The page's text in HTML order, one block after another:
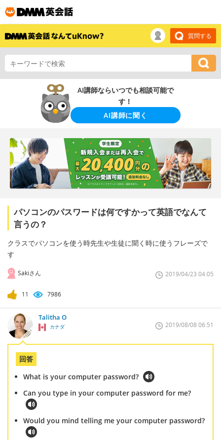
質問する
AI講師ならいつでも相談可能で
す！
AI講師に聞く
パソコンのパスワードは何ですかって英語でなんて
言うの？
クラスでパソコンを使う時先生や生徒に聞く時に使うフレーズで
す
Sakiさん 2019/04/23 04:05
11 7986
Talitha O
カナダ 2019/08/08 06:51
回答
What is your computer password?
Can you type in your computer password for me?
Would you mind telling me your computer password?